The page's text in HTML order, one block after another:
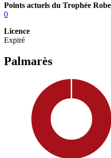
Points actuels du Trophée
0
Licence
Expiré
Palmarès